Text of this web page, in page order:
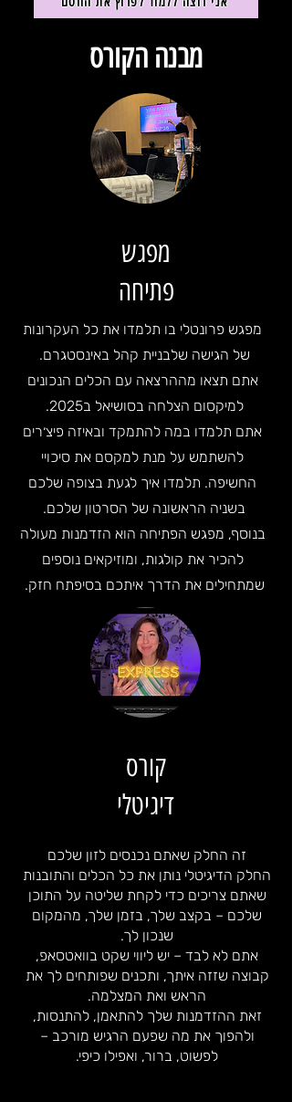
מבנה הקורס
מפגש
פתיחה
מפגש פרונטלי בו תלמדו את כל העקרונות
של הגישה שלבניית קהל באינסטגרם.
אתם תצאו מההרצאה עם הכלים הנכונים
למיקסום הצלחה בסושיאל ב2025.
אתם תלמדו במה להתמקד ובאיזה פיצ׳רים
להשתמש על מנת למקסם את סיכויי
החשיפה. תלמדו איך לגעת בצופה שלכם
בשניה הראשונה של הסרטון שלכם.
בנוסף, מפגש הפתיחה הוא הזדמנות מעולה
להכיר את קולגות, ומוזיקאים נוספים
שמתחילים את הדרך איתכם בסיפתח חזק.
קורס
דיגיטלי
זה החלק שאתם נכנסים לזון שלכם
החלק הדיגיטלי נותן את כל הכלים והתובנות
שאתם צריכים כדי לקחת שליטה על התוכן
שלכם – בקצב שלך, בזמן שלך, מהמקום
שנכון לך.
אתם לא לבד – יש ליווי שקט בוואטסאפ,
קבוצה שזזה איתך, ותכנים שפותחים לך את
הראש ואת המצלמה.
זאת ההזדמנות שלך להתאמן, להתנסות,
ולהפוך את מה שפעם הרגיש מורכב –
לפשוט, ברור, ואפילו כיפי.